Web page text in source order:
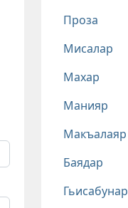
Проза
Мисалар
Махар
Манияр
Макъалаяр
Баядар
Гьисабунар